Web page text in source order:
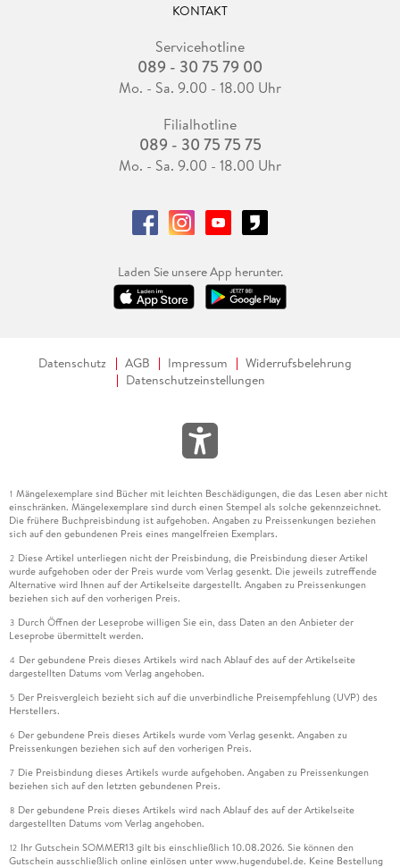
KONTAKT
Servicehotline
089 - 30 75 79 00
Mo. - Sa. 9.00 - 18.00 Uhr
Filialhotline
089 - 30 75 75 75
Mo. - Sa. 9.00 - 18.00 Uhr
Laden Sie unsere App herunter.
Datenschutz AGB Impressum
Widerrufsbelehrung
Datenschutzeinstellungen
1 Mängelexemplare sind Bücher mit leichten Beschädigungen, die das Lesen aber nicht
einschränken. Mängelexemplare sind durch einen Stempel als solche gekennzeichnet.
Die frühere Buchpreisbindung ist aufgehoben. Angaben zu Preissenkungen beziehen
sich auf den gebundenen Preis eines mangelfreien Exemplars.
2 Diese Artikel unterliegen nicht der Preisbindung, die Preisbindung dieser Artikel
wurde aufgehoben oder der Preis wurde vom Verlag gesenkt. Die jeweils zutreffende
Alternative wird Ihnen auf der Artikelseite dargestellt. Angaben zu Preissenkungen
beziehen sich auf den vorherigen Preis.
3 Durch Öffnen der Leseprobe willigen Sie ein, dass Daten an den Anbieter der
Leseprobe übermittelt werden.
4 Der gebundene Preis dieses Artikels wird nach Ablauf des auf der Artikelseite
dargestellten Datums vom Verlag angehoben.
5 Der Preisvergleich bezieht sich auf die unverbindliche Preisempfehlung (UVP) des
Herstellers.
6 Der gebundene Preis dieses Artikels wurde vom Verlag gesenkt. Angaben zu
Preissenkungen beziehen sich auf den vorherigen Preis.
7 Die Preisbindung dieses Artikels wurde aufgehoben. Angaben zu Preissenkungen
beziehen sich auf den letzten gebundenen Preis.
8 Der gebundene Preis dieses Artikels wird nach Ablauf des auf der Artikelseite
dargestellten Datums vom Verlag angehoben.
12 Ihr Gutschein SOMMER13 gilt bis einschließlich 10.08.2026. Sie können den
Gutschein ausschließlich online einlösen unter www.hugendubel.de. Keine Bestellung